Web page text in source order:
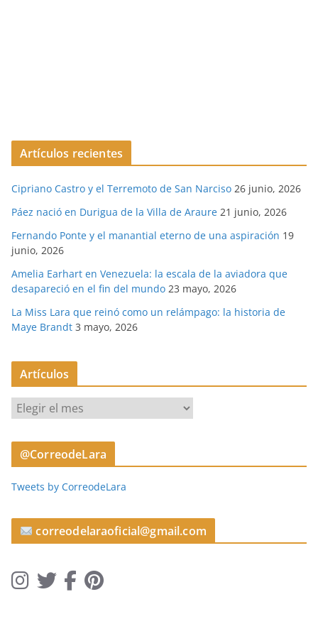
Artículos recientes
Cipriano Castro y el Terremoto de San Narciso 26 junio, 2026
Páez nació en Durigua de la Villa de Araure 21 junio, 2026
Fernando Ponte y el manantial eterno de una aspiración 19
junio, 2026
Amelia Earhart en Venezuela: la escala de la aviadora que
desapareció en el fin del mundo 23 mayo, 2026
La Miss Lara que reinó como un relámpago: la historia de
Maye Brandt 3 mayo, 2026
Artículos
t
u
s
@CorreodeLara
Tweets by CorreodeLara
correodelaraoficial@gmail.com